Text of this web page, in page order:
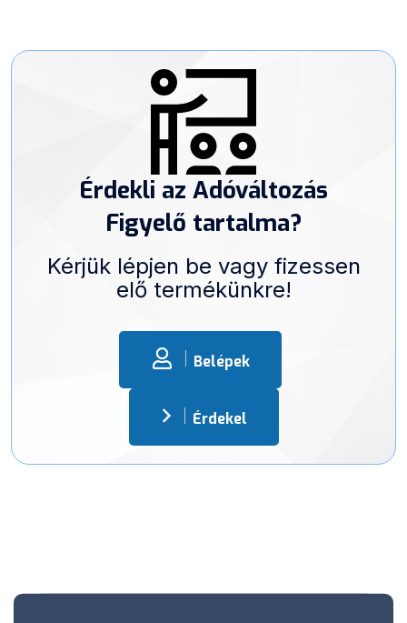
Érdekli az Adóváltozás
Figyelő tartalma?
Kérjük lépjen be vagy fizessen
elő termékünkre!
Belépek
Érdekel